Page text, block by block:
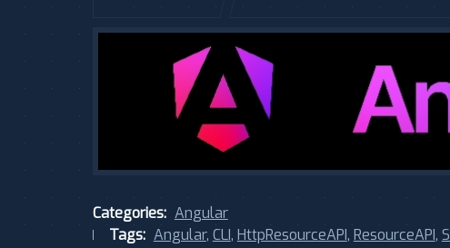
Categories: Angular
Tags: Angular, CLI, HttpResourceAPI, ResourceAPI,